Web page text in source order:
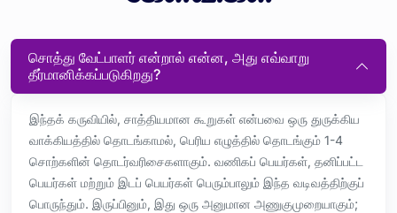
சொத்து வேட்பாளர் என்றால் என்ன, அது எவ்வாறு
தீர்மானிக்கப்படுகிறது?
இந்தக் கருவியில், சாத்தியமான கூறுகள் என்பவை ஒரு துருக்கிய
வாக்கியத்தில் தொடங்காமல், பெரிய எழுத்தில் தொடங்கும் 1-4
சொற்களின் தொடர்வரிசைகளாகும். வணிகப் பெயர்கள், தனிப்பட்ட
பெயர்கள் மற்றும் இடப் பெயர்கள் பெரும்பாலும் இந்த வடிவத்திற்குப்
பொருந்தும். இருப்பினும், இது ஒரு அனுமான அணுகுமுறையாகும்;